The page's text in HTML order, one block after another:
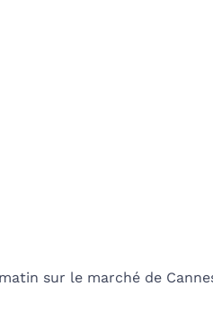
sur le marché de